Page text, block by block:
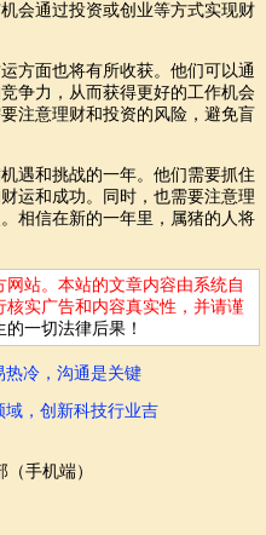
会通过投资或创业等方式实现财
方面也将有所收获。他们可以通
争力，从而获得更好的工作机会
注意理财和投资的风险，避免盲
遇和挑战的一年。他们需要抓住
运和成功。同时，也需要注意理
相信在新的一年里，属猪的人将
站。本站的文章内容由系统自
实广告和内容真实性，并请谨
一切法律后果！
热冷，沟通是关键
域，创新科技行业吉
手机端）